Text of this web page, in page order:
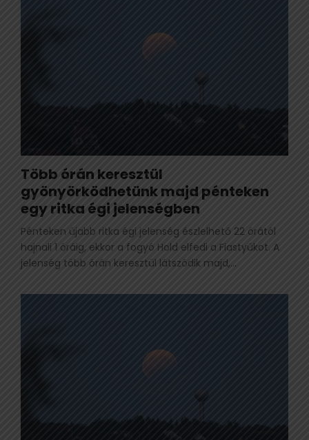
Több órán keresztül
gyönyörködhetünk majd pénteken
egy ritka égi jelenségben
Pénteken újabb ritka égi jelenség észlelhető 22 órától
hajnali 1 óráig, ekkor a fogyó Hold elfedi a Fiastyúkot. A
jelenség több órán keresztül látszódik majd,...